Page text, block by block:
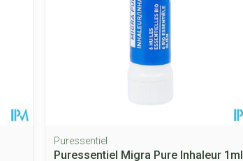
Puressentiel
Puressentiel Migra Pure Inhaleur 1ml